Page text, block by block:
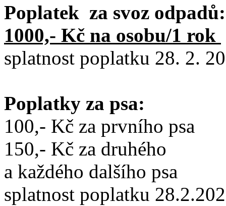
Poplatek za svoz odpadů:
1000,- Kč na osobu/1 rok
splatnost poplatku 28. 2.
Poplatky za psa:
100,- Kč za prvního psa
150,- Kč za druhého
a každého dalšího psa
splatnost poplatku